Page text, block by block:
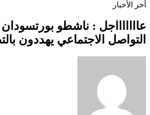
أخر الأخبار
عاااااااجل : ناشطو بورتسودان
التواصل الاجتماعي يهددون